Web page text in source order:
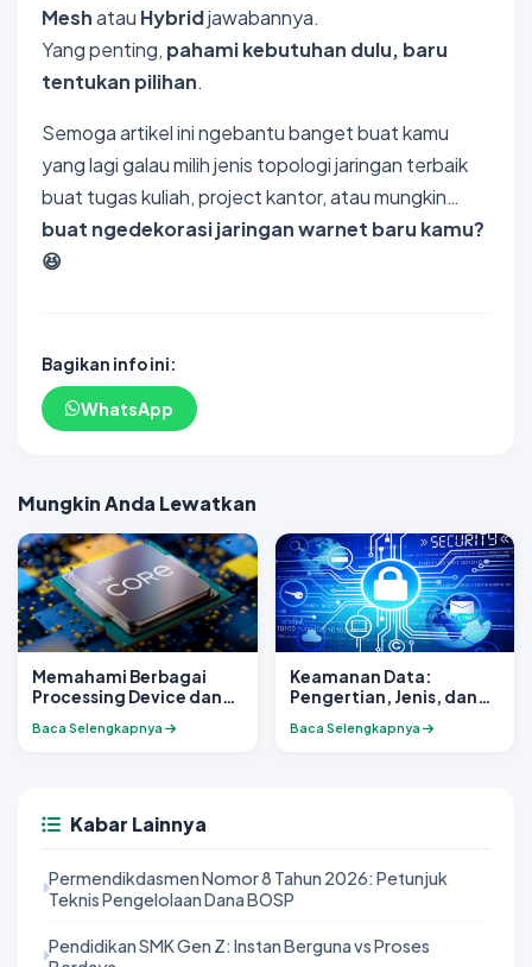
Meshatau Hybridjawabannya.
Yang penting, pahami kebutuhan dulu, baru
tentukan pilihan.
Semoga artikel ini ngebantu banget buat kamu
yang lagi galau milih jenis topologi jaringan terbaik
buat tugas kuliah, project kantor, atau mungkin…
buat ngedekorasi jaringan warnet baru kamu?
😆
Bagikan info ini:
WhatsApp
Mungkin Anda Lewatkan
Memahami Berbagai
Processing Device dan
Komputer
Baca Selengkapnya
Keamanan Data:
Pengertian, Jenis, dan
Baca Selengkapnya
Kabar Lainnya
Permendikdasmen Nomor 8 Tahun 2026: Petunjuk
Teknis Pengelolaan Dana BOSP
Pendidikan SMK Gen Z: Instan Berguna vs Proses